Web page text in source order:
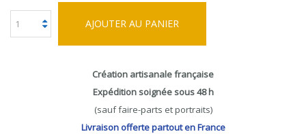
AJOUTER AU PANIER
Création artisanale française
Expédition soignée sous 48 h
(sauf faire-parts et portraits)
Livraison offerte partout en France